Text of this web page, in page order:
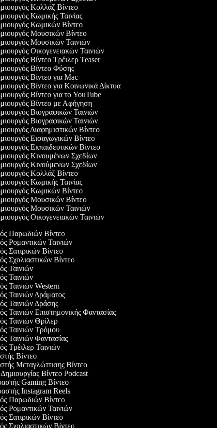
Κολλάζ Βίντεο
Κωμικής Ταινίας
Κωμικών Βίντεο
Μουσικών Βίντεο
Μουσικών Ταινιών
Οικογενειακών Ταινιών
Βίντεο Τρέιλερ Teaser
Βίντεο Φύσης
Βίντεο για Mac
Βίντεο για Κοινωνικά Δίκτυα
Βίντεο για το YouTube
Βίντεο με Αφήγηση
Βιογραφικών Ταινιών
Βιογραφικών Ταινιών
Διαφημιστικών Βίντεο
Εισαγωγικών Βίντεο
Εκπαιδευτικών Βίντεο
Κινουμένων Σχεδίων
Κινούμενων Σχεδίων
Κολλάζ Βίντεο
Κωμικής Ταινίας
Κωμικών Βίντεο
Μουσικών Βίντεο
Μουσικών Ταινιών
Οικογενειακών Ταινιών
Παρωδιών Βίντεο
Ρομαντικών Ταινιών
Σατιρικών Βίντεο
Σχολιαστικών Βίντεο
Ταινιών
Ταινιών
Ταινιών Western
Ταινιών Δράματος
Ταινιών Δράσης
Ταινιών Επιστημονικής Φαντασίας
Ταινιών Θρίλερ
Ταινιών Τρόμου
Ταινιών Φαντασίας
Τρέιλερ Ταινιών
Βίντεο
Μεταγλώττισης Βίντεο
Δημιουργίας Βίντεο Podcast
Gaming Βίντεο
Instagram Reels
Παρωδιών Βίντεο
Ρομαντικών Ταινιών
Σατιρικών Βίντεο
Σχολιαστικών Βίντεο